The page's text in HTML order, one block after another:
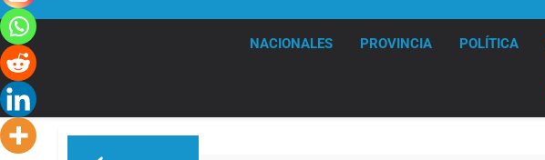
NACIONALES PROVINCIA POLÍTICA